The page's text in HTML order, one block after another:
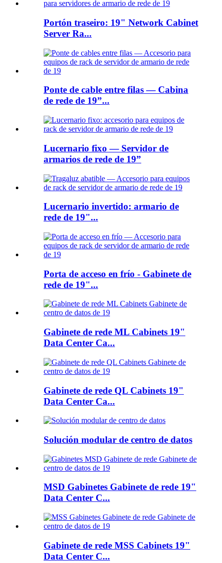
Portón traseiro: 19" Network Cabinet
Server Ra...
Ponte de cable entre filas — Cabina
de rede de 19”...
Lucernario fixo — Servidor de
armarios de rede de 19”
Lucernario invertido: armario de
rede de 19"...
Porta de acceso en frío - Gabinete de
rede de 19"...
Gabinete de rede ML Cabinets 19"
Data Center Ca...
Gabinete de rede QL Cabinets 19"
Data Center Ca...
Solución modular de centro de datos
MSD Gabinetes Gabinete de rede 19"
Data Center C...
Gabinete de rede MSS Cabinets 19"
Data Center C...